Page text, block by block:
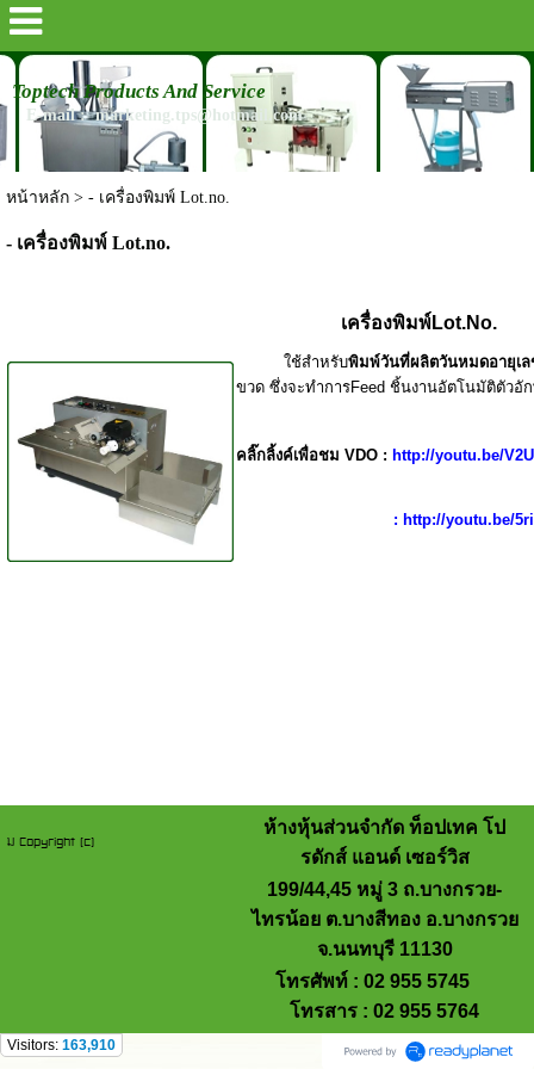
Toptech Products And Service
E-mail : marketing.tps@hotmail.com
หน้าหลัก> - เครื่องพิมพ์ Lot.no.
- เครื่องพิมพ์ Lot.no.
เครื่องพิมพ์ Lot.No.
ใช้สำหรับพิมพ์วันที่ผลิตวันหมดอายุเ
ขวด ซึ่งจะทำการFeed ชิ้นงานอัตโนมัติตัวอั
คลิ๊กลิ้งค์เพื่อชม VDO : http://youtu.be/
: http://youtu.be/
ม Copyright (c)
ห้างหุ้นส่วนจำกัด ท็อปเทค โป
รดักส์ แอนด์ เซอร์วิส
199/44,45 หมู่ 3 ถ.บางกรวย-
ไทรน้อย ต.บางสีทอง อ.บางกรวย
จ.นนทบุรี 11130
โทรศัพท์ : 02 955 5745
โทรสาร : 02 955 5764
Visitors: 163,910